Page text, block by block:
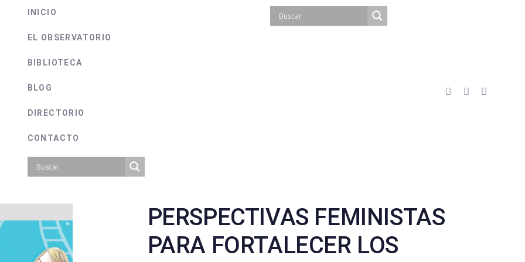
INICIO
EL OBSERVATORIO
BIBLIOTECA
BLOG
DIRECTORIO
CONTACTO
PERSPECTIVAS FEMINISTAS
PARA FORTALECER LOS